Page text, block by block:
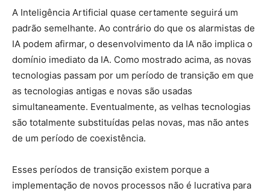
A Inteligência Artificial quase certamente seguirá um
padrão semelhante. Ao contrário do que os alarmistas de
IA podem afirmar, o desenvolvimento da IA não implica o
domínio imediato da IA. Como mostrado acima, as novas
tecnologias passam por um período de transição em que
as tecnologias antigas e novas são usadas
simultaneamente. Eventualmente, as velhas tecnologias
são totalmente substituídas pelas novas, mas não antes
de um período de coexistência.
Esses períodos de transição existem porque a
implementação de novos processos não é lucrativa para